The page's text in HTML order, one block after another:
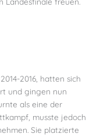
2016, hatten sich
und gingen nun
als eine der
musste jedoch
Sie platzierte